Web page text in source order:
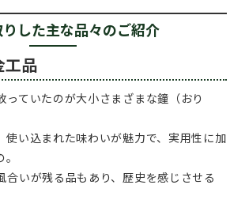
した主な品々のご紹介
工品
っていたのが大小さまざまな鐘（おり
使い込まれた味わいが魅力で、実用性に加
合いが残る品もあり、歴史を感じさせる